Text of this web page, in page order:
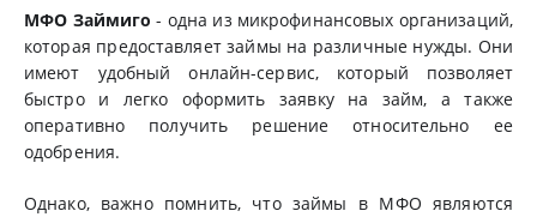
МФО Займиго - одна из микрофинансовых организаций,
которая предоставляет займы на различные нужды. Они
имеют удобный онлайн-сервис, который позволяет
быстро и легко оформить заявку на займ, а также
оперативно получить решение относительно ее
одобрения.
Однако, важно помнить, что займы в МФО являются